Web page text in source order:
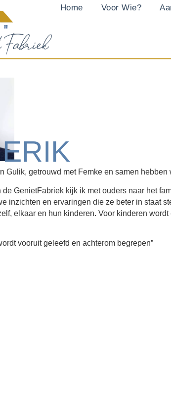
Home Voor Wie?
ERIK
Gulik, getrouwd met Femke en samen hebben
de GenietFabriek kijk ik met ouders naar het
inzichten en ervaringen die ze beter in staat
elkaar en hun kinderen. Voor kinderen
vooruit geleefd en achterom begrepen”